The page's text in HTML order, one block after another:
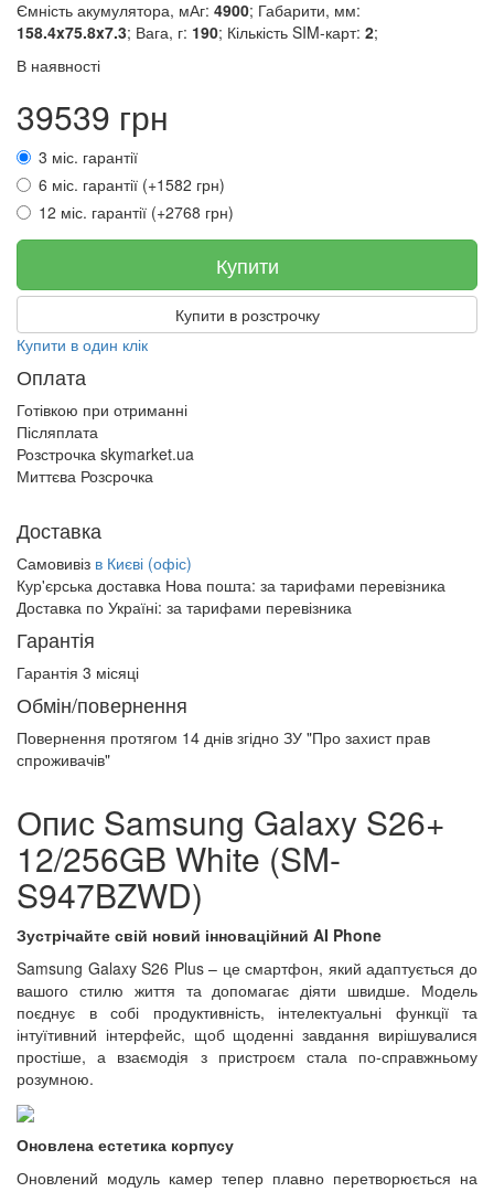
Ємність акумулятора, мАг: 4900; Габарити, мм:
158.4x75.8x7.3; Вага, г: 190; Кількість SIM-карт: 2;
В наявності
39539 грн
3 міс. гарантії
6 міс. гарантії (+1582 грн)
12 міс. гарантії (+2768 грн)
Купити
Купити в розстрочку
Купити в один клік
Оплата
Готівкою при отриманні
Післяплата
Розстрочка skymarket.ua
Миттєва Розсрочка
Доставка
Самовивіз в Києві (офіс)
Кур'єрська доставка Нова пошта: за тарифами перевізника
Доставка по Україні: за тарифами перевізника
Гарантія
Гарантія 3 місяці
Обмін/повернення
Повернення протягом 14 днів згідно ЗУ "Про захист прав
спроживачів"
Опис Samsung Galaxy S26+
12/256GB White (SM-
S947BZWD)
Зустрічайте свій новий інноваційний AI Phone
Samsung Galaxy S26 Plus – це смартфон, який адаптується до
вашого стилю життя та допомагає діяти швидше. Модель
поєднує в собі продуктивність, інтелектуальні функції та
інтуїтивний інтерфейс, щоб щоденні завдання вирішувалися
простіше, а взаємодія з пристроєм стала по-справжньому
розумною.
Оновлена естетика корпусу
Оновлений модуль камер тепер плавно перетворюється на